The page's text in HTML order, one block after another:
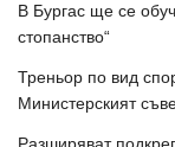
В Бургас ще се
стопанство“
Треньор по вид
Министерският